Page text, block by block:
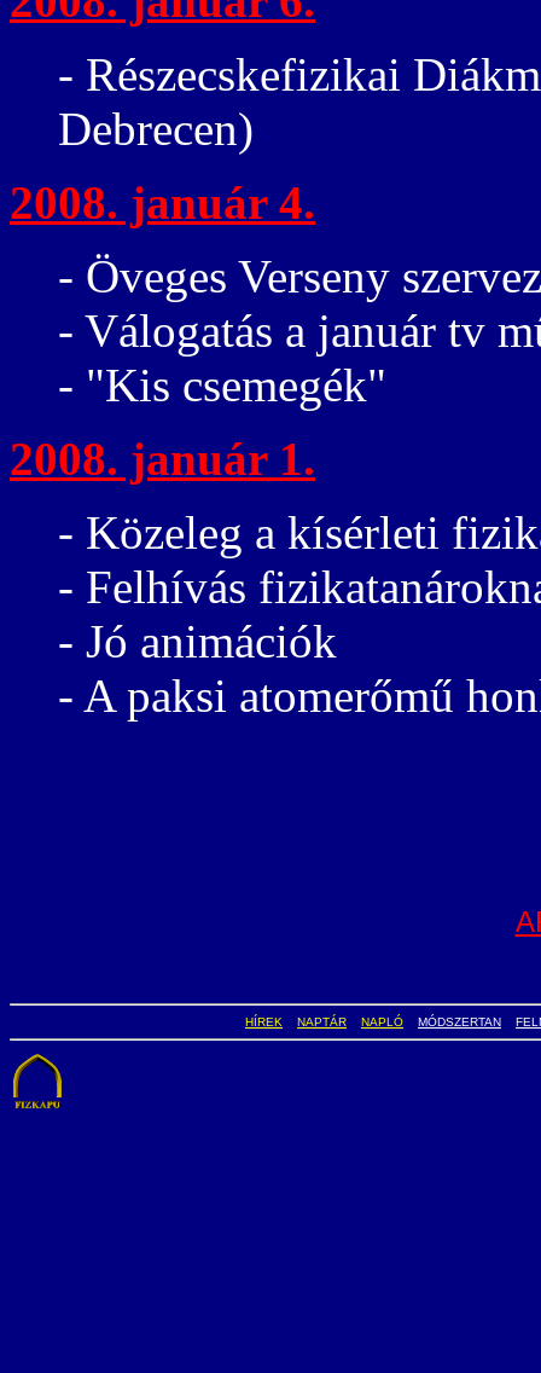
- Részecskefizikai
Debrecen)
2008. január 4.
- Öveges Verseny
- Válogatás a január tv
- "Kis csemegék"
2008. január 1.
- Közeleg a kísérleti
- Felhívás
- Jó animációk
- A paksi atomerőmű
HÍREK NAPTÁR NAPLÓ MÓDSZERTAN